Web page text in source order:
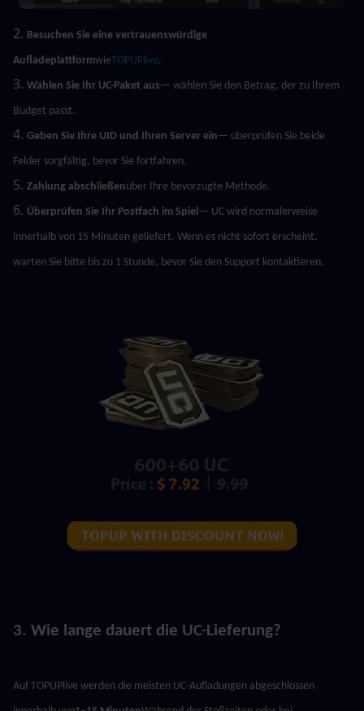
2. Besuchen Sie eine vertrauenswürdige
AufladeplattformwieTOPUPlive.
3. Wählen Sie Ihr UC-Paket aus— wählen Sie den Betrag, der zu Ihrem
Budget passt.
4. Geben Sie Ihre UID und Ihren Server ein— überprüfen Sie beide
Felder sorgfältig, bevor Sie fortfahren.
5. Zahlung abschließenüber Ihre bevorzugte Methode.
6. Überprüfen Sie Ihr Postfach im Spiel— UC wird normalerweise
innerhalb von 15 Minuten geliefert. Wenn es nicht sofort erscheint,
warten Sie bitte bis zu 1 Stunde, bevor Sie den Support kontaktieren.
3. Wie lange dauert die UC-Lieferung?
Auf TOPUPlive werden die meisten UC-Aufladungen abgeschlossen